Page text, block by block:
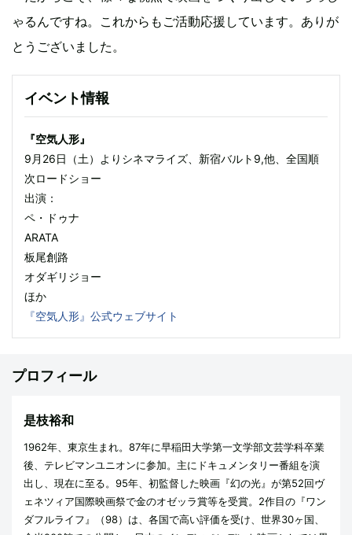
ゃるんですね。これからもご活動応援しています。ありが
とうございました。
イベント情報
『空気人形』
9月26日（土）よりシネマライズ、新宿バルト9,他、全国順
次ロードショー
出演：
ペ・ドゥナ
ARATA
板尾創路
オダギリジョー
ほか
『空気人形』公式ウェブサイト
プロフィール
是枝裕和
1962年、東京生まれ。87年に早稲田大学第一文学部文芸学科卒業
後、テレビマンユニオンに参加。主にドキュメンタリー番組を演
出し、現在に至る。95年、初監督した映画『幻の光』が第52回ヴ
ェネツィア国際映画祭で金のオゼッラ賞等を受賞。2作目の『ワン
ダフルライフ』（98）は、各国で高い評価を受け、世界30ヶ国、